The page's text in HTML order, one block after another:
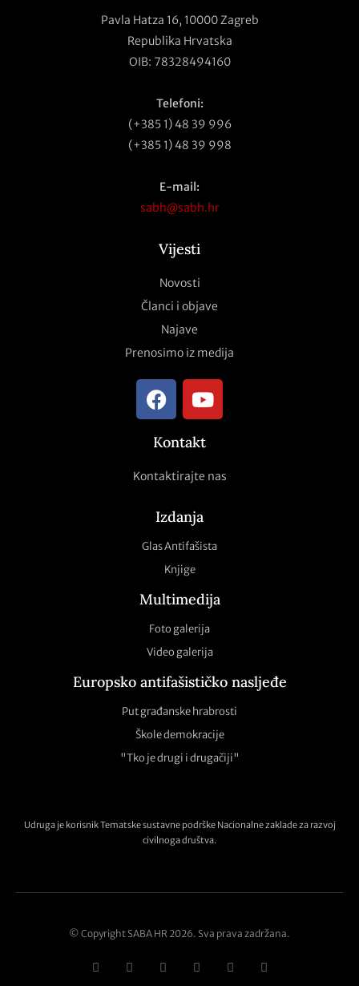
Pavla Hatza 16, 10000 Zagreb
Republika Hrvatska
OIB: 78328494160
Telefoni:
(+385 1) 48 39 996
(+385 1) 48 39 998
E-mail:
sabh@sabh.hr
Vijesti
Novosti
Članci i objave
Najave
Prenosimo iz medija
Kontakt
Kontaktirajte nas
Izdanja
Glas Antifašista
Knjige
Multimedija
Foto galerija
Video galerija
Europsko antifašističko nasljeđe
Put građanske hrabrosti
Škole demokracije
"Tko je drugi i drugačiji"
Udruga je korisnik Tematske sustavne podrške Nacionalne zaklade za razvoj
civilnoga društva.
© Copyright SABA HR 2026. Sva prava zadržana.